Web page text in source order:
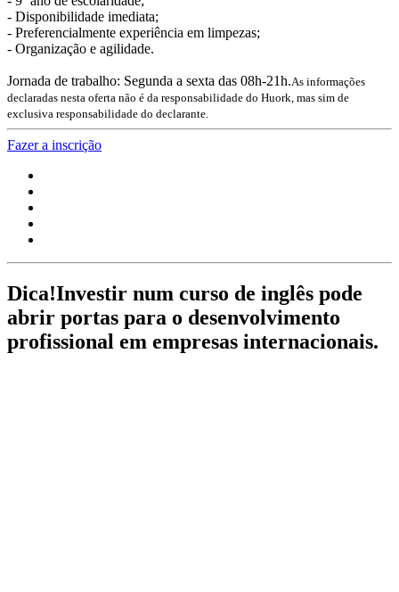
- Disponibilidade imediata;
- Preferencialmente experiência em limpezas;
- Organização e agilidade.
Jornada de trabalho: Segunda a sexta das 08h-21h.As informações
declaradas nesta oferta não é da responsabilidade do Huork, mas sim de
exclusiva responsabilidade do declarante.
Fazer a inscrição
Dica!Investir num curso de inglês pode
abrir portas para o desenvolvimento
profissional em empresas internacionais.